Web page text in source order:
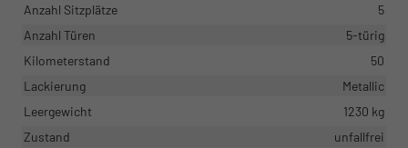
Anzahl Sitzplätze
5
Anzahl Türen
5-türig
Kilometerstand
50
Lackierung
Metallic
Leergewicht
1230 kg
Zustand
unfallfrei